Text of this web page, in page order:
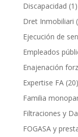
Discapacidad (1)
Dret Inmobiliari
Ejecución de
Empleados
Enajenación
Expertise FA(20)
Familia
Filtraciones y
FOGASA y